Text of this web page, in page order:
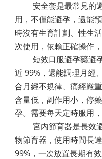
安全套是最常見的避
用，不僅能避孕，還能
時沒有生育計劃、性生
次使用，依賴正確操作
短效口服避孕藥避孕
近 99%，還能調理月經
合月經不規律、痛經嚴
含量低，副作用小，停
孕。需要每天定時服用
宮內節育器是長效避
物節育器，使用時間長
99%，一次放置長期有